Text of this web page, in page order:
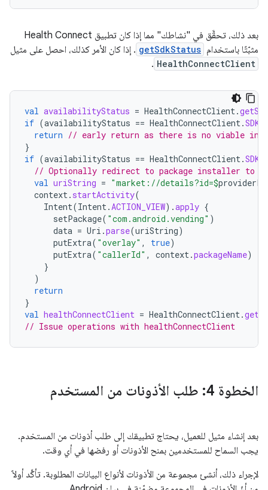
بعد ذلك، تحقَّق في "نشاطك" مما إذا كان تطبيق Health Connect
مثبّتًا باستخدام getSdkStatus . إذا كان الأمر كذلك، احصل على مثيل
HealthConnectClient
.
val availabilityStatus = HealthConnectClient.
if (availabilityStatus == HealthConnectClient.
return // early return as there is no viable
}
if (availabilityStatus == HealthConnectClient.
// Optionally redirect to package installer to
val uriString = "market://details?id=$
context. startActivity(
Intent(Intent.ACTION_VIEW).apply {
setPackage( "com.android.vending" )
data = Uri .parse(uriString)
putExtra( "overlay" , true)
putExtra( "callerId" , context.packageName)
}
)
return
}
val healthConnectClient = HealthConnectClient.
// Issue operations with healthConnectClient
الخطوة 4: طلب الأذونات من المستخدم
بعد إنشاء مثيل للعميل، يحتاج تطبيقك إلى طلب أذونات من المستخدم.
يجب السماح للمستخدمين بمنح الأذونات أو رفضها في أي وقت.
لإجراء ذلك، أنشئ مجموعة من الأذونات لأنواع البيانات المطلوبة. تأكَّد أولاً